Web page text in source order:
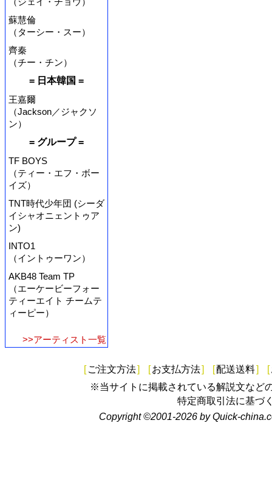
蘇慧倫
（ターシー・スー）
齊秦
（チー・チン）
= 日本韓国 =
王嘉爾
（Jackson／ジャクソ
ン）
= グループ =
TF BOYS
（ティー・エフ・ボー
イズ）
TNT時代少年団 (シーダ
イシャオニェントゥア
ン)
INTO1
（イントゥーワン）
AKB48 Team TP
（エーケービーフォー
ティーエイト チームテ
ィーピー）
>>アーティスト一覧
[ ご注文方法] [お支払方法] [配送送料] [
※当サイトに掲載されている解説文など
特定商取引法に基づ
Copyright ©2001-2026 by Quick-